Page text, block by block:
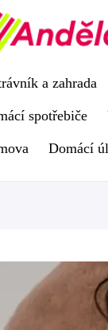
a zahrada
spotřebiče
Domácí